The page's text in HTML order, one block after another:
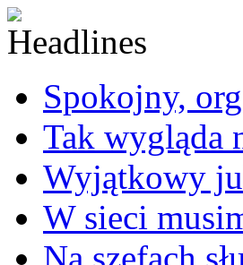
Spokojny,
Tak wygląda
Wyjątkowy
W sieci